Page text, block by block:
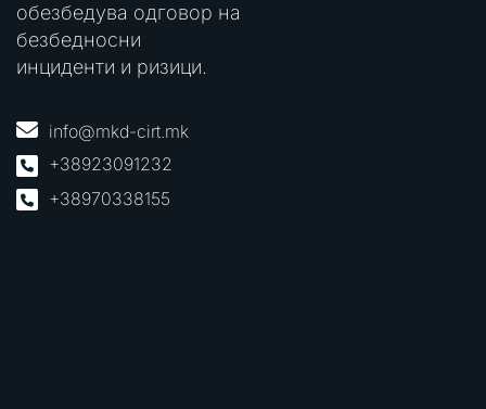
обезбедува одговор на
безбедносни
инциденти и ризици.
info@mkd-cirt.mk
+38923091232
+38970338155